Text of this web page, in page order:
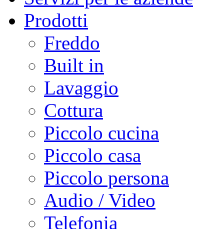
Prodotti
Freddo
Built in
Lavaggio
Cottura
Piccolo cucina
Piccolo casa
Piccolo persona
Audio / Video
Telefonia